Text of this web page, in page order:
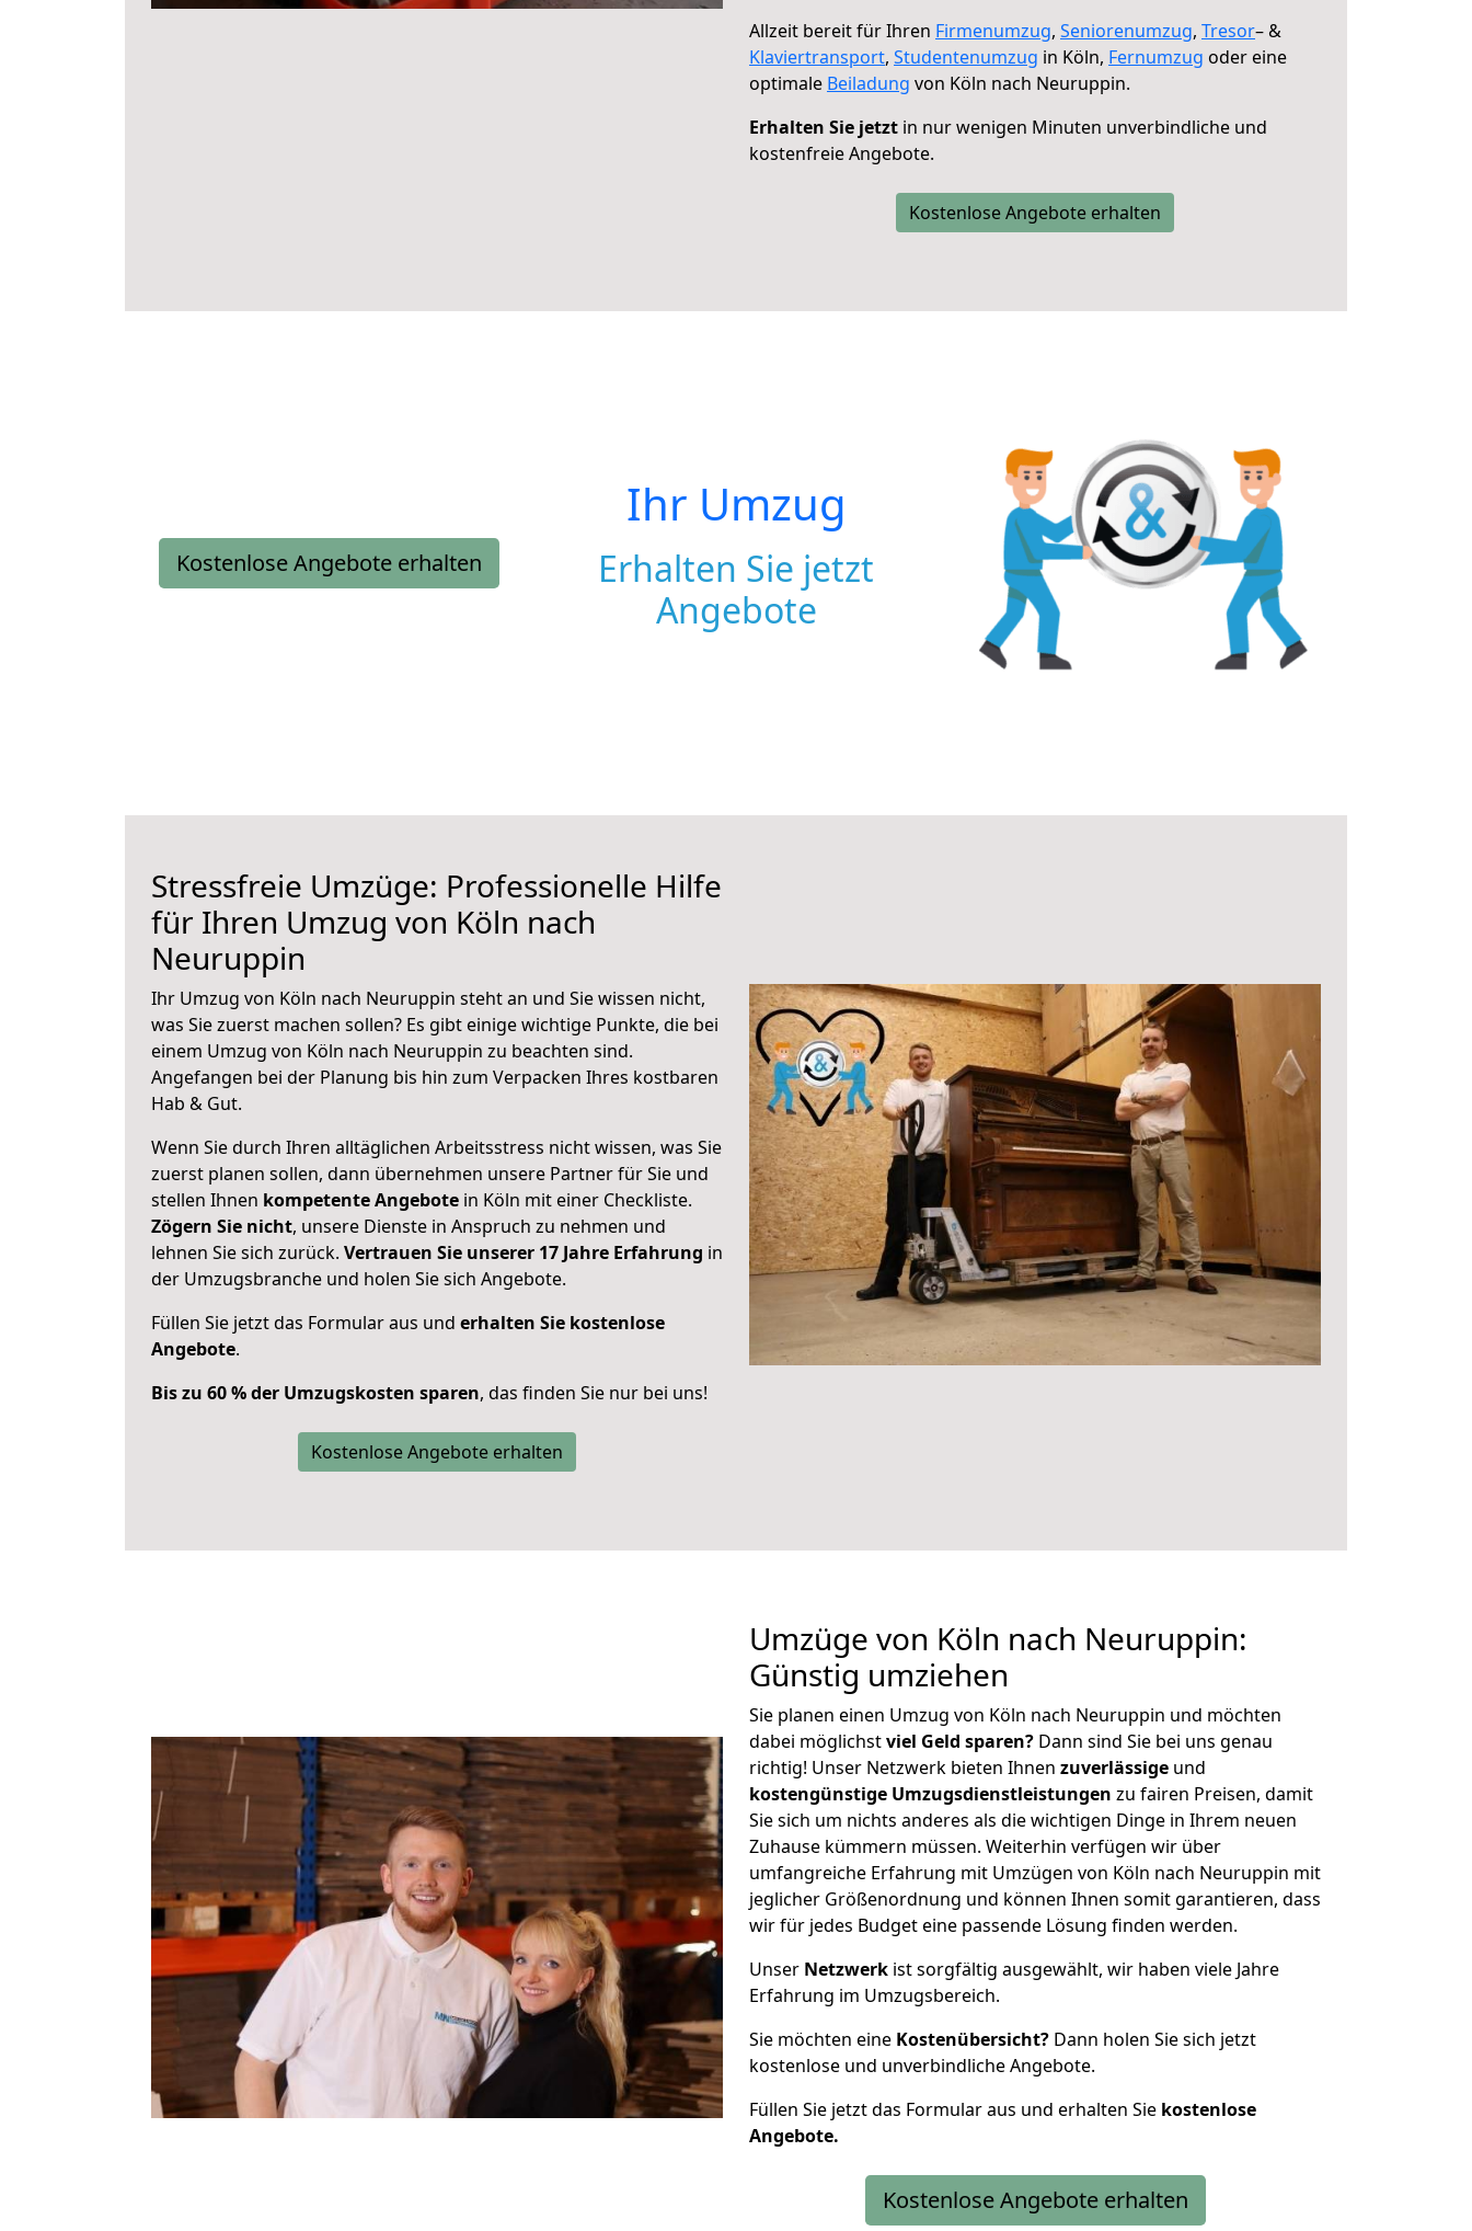
Allzeit bereit für Ihren Firmenumzug, Seniorenumzug, Tresor– &
Klaviertransport, Studentenumzug in Köln, Fernumzug oder eine
optimale Beiladung von Köln nach Neuruppin.
Erhalten Sie jetzt in nur wenigen Minuten unverbindliche und
kostenfreie Angebote.
Kostenlose Angebote erhalten
Kostenlose Angebote erhalten
Ihr Umzug
Erhalten Sie jetzt
Angebote
Stressfreie Umzüge: Professionelle Hilfe
für Ihren Umzug von Köln nach
Neuruppin
Ihr Umzug von Köln nach Neuruppin steht an und Sie wissen nicht,
was Sie zuerst machen sollen? Es gibt einige wichtige Punkte, die bei
einem Umzug von Köln nach Neuruppin zu beachten sind.
Angefangen bei der Planung bis hin zum Verpacken Ihres kostbaren
Hab & Gut.
Wenn Sie durch Ihren alltäglichen Arbeitsstress nicht wissen, was Sie
zuerst planen sollen, dann übernehmen unsere Partner für Sie und
stellen Ihnen kompetente Angebote in Köln mit einer Checkliste.
Zögern Sie nicht, unsere Dienste in Anspruch zu nehmen und
lehnen Sie sich zurück. Vertrauen Sie unserer 17 Jahre Erfahrung in
der Umzugsbranche und holen Sie sich Angebote.
Füllen Sie jetzt das Formular aus und erhalten Sie kostenlose
Angebote.
Bis zu 60 % der Umzugskosten sparen, das finden Sie nur bei uns!
Kostenlose Angebote erhalten
Umzüge von Köln nach Neuruppin:
Günstig umziehen
Sie planen einen Umzug von Köln nach Neuruppin und möchten
dabei möglichstviel Geld sparen? Dann sind Sie bei uns genau
richtig! Unser Netzwerk bieten Ihnen zuverlässige und
kostengünstige Umzugsdienstleistungen zu fairen Preisen, damit
Sie sich um nichts anderes als die wichtigen Dinge in Ihrem neuen
Zuhause kümmern müssen. Weiterhin verfügen wir über
umfangreiche Erfahrung mit Umzügen von Köln nach Neuruppin mit
jeglicher Größenordnung und können Ihnen somit garantieren, dass
wir für jedes Budget eine passende Lösung finden werden.
Unser Netzwerk ist sorgfältig ausgewählt, wir haben viele Jahre
Erfahrung im Umzugsbereich.
Sie möchten eine Kostenübersicht? Dann holen Sie sich jetzt
kostenlose und unverbindliche Angebote.
Füllen Sie jetzt das Formular aus und erhalten Sie kostenlose
Angebote.
Kostenlose Angebote erhalten